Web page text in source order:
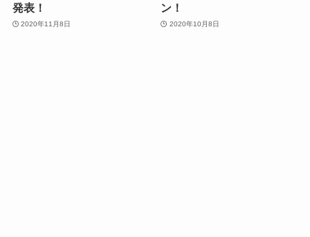
発表！
2020年11月8日
ン！
2020年10月8日